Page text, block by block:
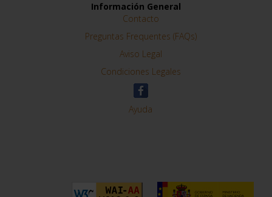
Información General
Contacto
Preguntas Frequentes (FAQs)
Aviso Legal
Condiciones Legales
Ayuda